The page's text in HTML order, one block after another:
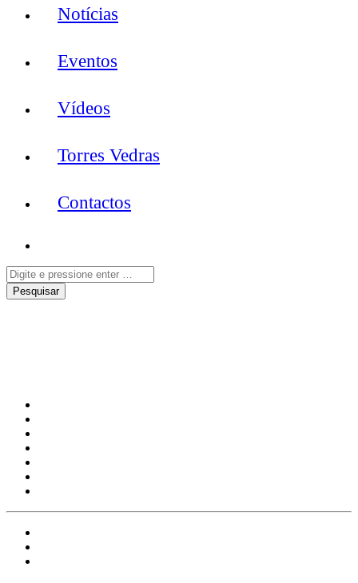
Notícias
Eventos
Vídeos
Torres Vedras
Contactos